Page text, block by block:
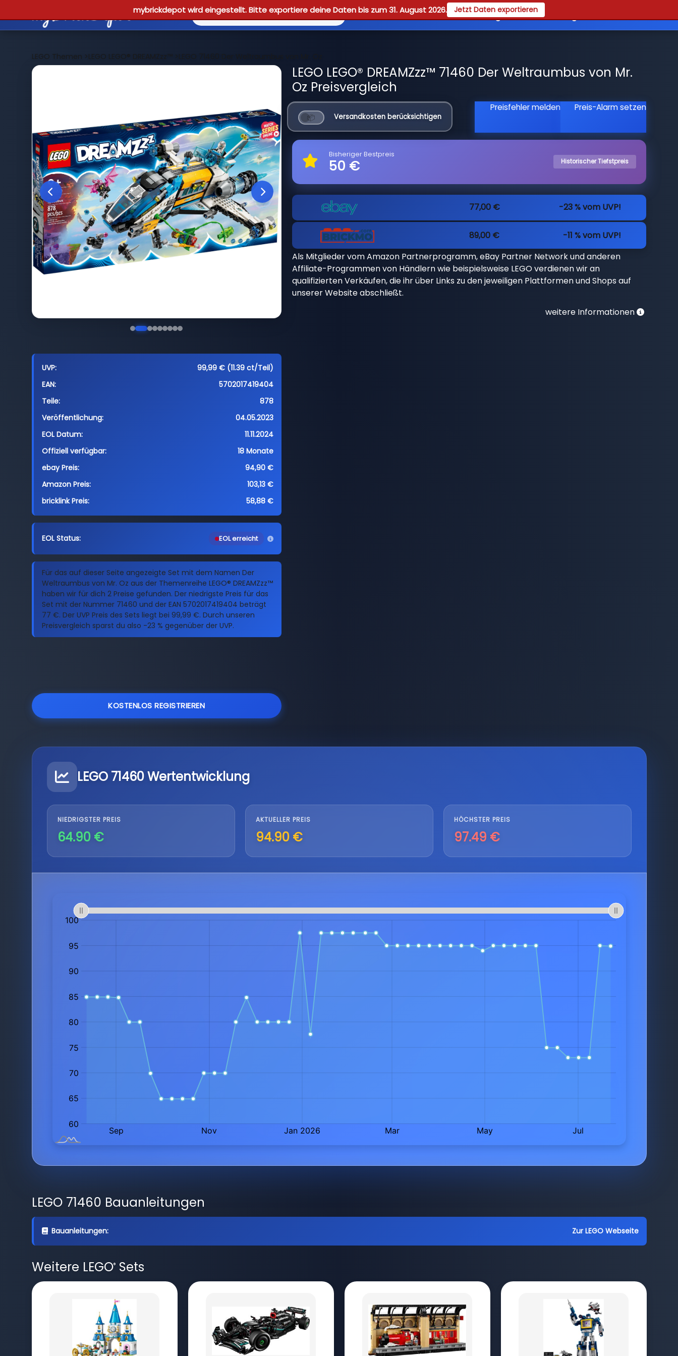
mybrickdepot wird eingestellt. Bitte exportiere deine Daten bis zum 31. August 2026. Jetzt Daten exportieren
Reviews Guides Registrieren
LEGO Themen >LEGO LEGO® DREAMZzz™>LEGO 71460 Der Weltraumbus von Mr. Oz
UVP:
99,99 € (11.39 ct/Teil)
EAN:
5702017419404
Teile:
878
Veröffentlichung:
04.05.2023
EOL Datum:
11.11.2024
Offiziell verfügbar:
18 Monate
ebay Preis:
94,90 €
Amazon Preis:
103,13 €
bricklink Preis:
58,88 €
EOL Status: EOL erreicht
Für das auf dieser Seite angezeigte Set mit dem Namen Der
Weltraumbus von Mr. Oz aus der Themenreihe LEGO® DREAMZzz™
haben wir für dich 2 Preise gefunden. Der niedrigste Preis für das
Set mit der Nummer 71460 und der EAN 5702017419404 beträgt
77 €. Der UVP Preis des Sets liegt bei 99,99 €. Durch unseren
Preisvergleich sparst du also -23 % gegenüber der UVP.
KOSTENLOS REGISTRIEREN
LEGO LEGO® DREAMZzz™ 71460 Der Weltraumbus von Mr.
Oz Preisvergleich
Versandkosten berücksichtigen
Preisfehler melden Preis-Alarm setzen
Bisheriger Bestpreis
50 € Historischer Tiefstpreis
77,00 € -23 % vom UVP!
89,00 €
-11 % vom UVP!
Als Mitglieder vom Amazon Partnerprogramm, eBay Partner Network und anderen
Affiliate-Programmen von Händlern wie beispielsweise LEGO verdienen wir an
qualifizierten Verkäufen, die ihr über Links zu den jeweiligen Plattformen und Shops auf
unserer Website abschließt.
weitere Informationen
LEGO 71460 Wertentwicklung
NIEDRIGSTER PREIS
64.90 €
AKTUELLER PREIS
94.90 €
HÖCHSTER PREIS
97.49 €
LEGO 71460 Bauanleitungen
Bauanleitungen: Zur LEGO Webseite
Weitere LEGO®Sets